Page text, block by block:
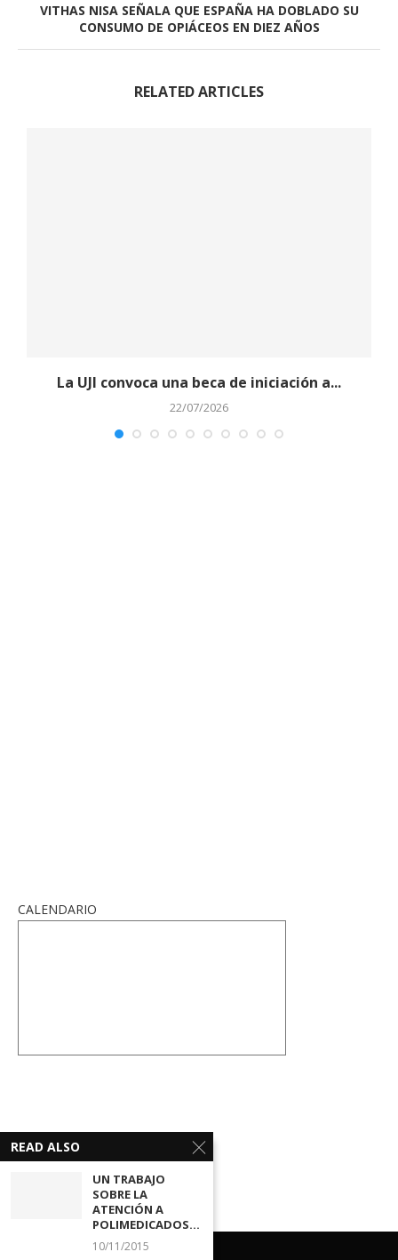
VITHAS NISA SEÑALA QUE ESPAÑA HA DOBLADO SU
CONSUMO DE OPIÁCEOS EN DIEZ AÑOS
RELATED ARTICLES
La UJI convoca una beca de iniciación a...
22/07/2026
CALENDARIO
READ ALSO
UN TRABAJO
SOBRE LA
ATENCIÓN A
POLIMEDICADOS...
10/11/2015